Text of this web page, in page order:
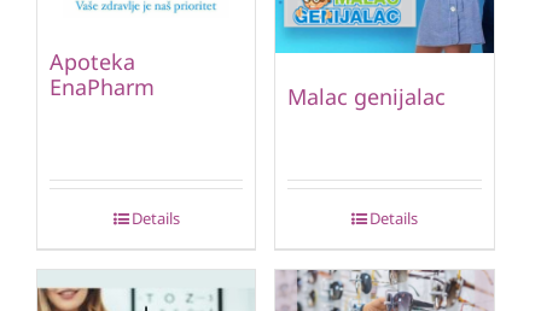
Apoteka
EnaPharm
Details
Malac genijalac
Details